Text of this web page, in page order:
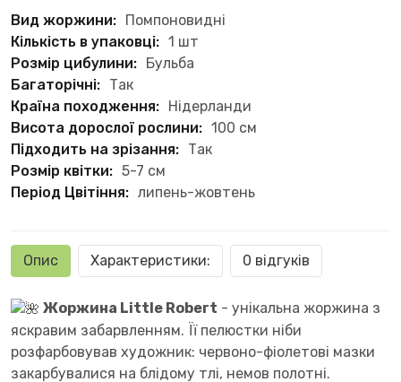
Вид жоржини: Помпоновидні
Кількість в упаковці: 1 шт
Розмір цибулини: Бульба
Багаторічні: Так
Країна походження: Нідерланди
Висота дорослої рослини: 100 см
Підходить на зрізання: Так
Розмір квітки: 5-7 см
Період Цвітіння: липень-жовтень
Опис Характеристики: 0 відгуків
Жоржина Little Robert - унікальна жоржина з
яскравим забарвленням. Її пелюстки ніби
розфарбовував художник: червоно-фіолетові мазки
закарбувалися на блідому тлі, немов полотні.